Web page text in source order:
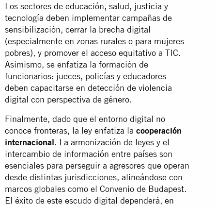
Los sectores de educación, salud, justicia y
tecnología deben implementar campañas de
sensibilización, cerrar la brecha digital
(especialmente en zonas rurales o para mujeres
pobres), y promover el acceso equitativo a TIC.
Asimismo, se enfatiza la formación de
funcionarios: jueces, policías y educadores
deben capacitarse en detección de violencia
digital con perspectiva de género.
Finalmente, dado que el entorno digital no
conoce fronteras, la ley enfatiza la cooperación
internacional. La armonización de leyes y el
intercambio de información entre países son
esenciales para perseguir a agresores que operan
desde distintas jurisdicciones, alineándose con
marcos globales como el Convenio de Budapest.
El éxito de este escudo digital dependerá, en